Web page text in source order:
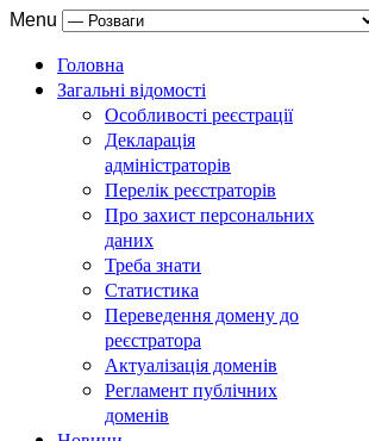
Menu
Головна
Загальні відомості
Особливості реєстрації
Декларація
адміністраторів
Перелік реєстраторів
Про захист персональних
даних
Треба знати
Статистика
Переведення домену до
реєстратора
Актуалізація доменів
Регламент публічних
доменів